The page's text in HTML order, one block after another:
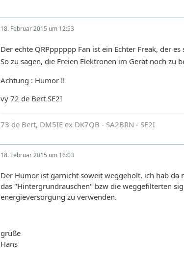
18. Februar 2015 um 12:53
Der echte QRPpppppp Fan ist ein Echter Freak, der
So zu sagen, die Freien Elektronen im Gerät noch zu
Achtung : Humor !!
vy 72 de Bert SE2I
73 de Bert, DM5IE ex DK7QB - SA2BRN - SE2I
18. Februar 2015 um 16:03
Der Humor ist garnicht soweit weggeholt, ich hab da
das "Hintergrundrauschen" bzw die weggefilterten
energieversorgung zu verwenden.
grüße
Hans